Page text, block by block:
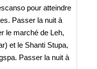
pour atteindre
Passer la nuit à
le marché de Leh,
et le Shanti Stupa,
Passer la nuit à